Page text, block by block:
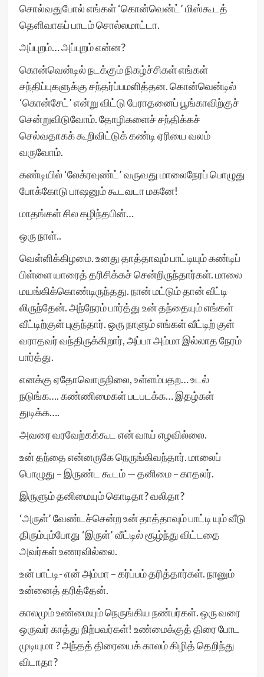
சொல்வதுபோல் எங்கள் ‘கொன்வென்ட்’ மிஸ்கூடத்
தெளிவாகப் பாடம் சொல்லமாட்டா.
அப்புறம்… அப்புறம் என்ன?
கொன்வென்டில் நடக்கும் நிகழ்ச்சிகள் எங்கள்
சந்திப்புகளுக்கு சந்தர்ப்பமளித்தன. கொன்வென்டில்
‘கொன்சேட்’ என்று விட்டு பேராதனைப் பூங்காவிற்குச்
சென்றுவிடுவோம். தோழிகளைச் சந்திக்கச்
செல்வதாகக் கூறிவிட்டுக் கண்டி ஏரியை வலம்
வருவோம்.
கண்டியில் ‘லேக்ரவுண்ட்’ வருவது மாலைநேரப் பொழுது
போக்கோடு பாஷனும் கூடவடா மகனே!
மாதங்கள் சில கழிந்தபின்…
ஒரு நாள்..
வெள்ளிக்கிழமை. உனது தாத்தாவும் பாட்டியும் கண்டிப்
பிள்ளை யாரைத் தரிசிக்கச் சென்றிருந்தார்கள். மாலை
மயங்கிக்கொண்டிருந்தது. நான் மட்டும் தான் வீட்டி
லிருந்தேன். அந்நேரம் பார்த்து உன் தந்தையும் எங்கள்
வீட்டிற்குள் புகுந்தார். ஒரு நாளும் எங்கள் வீட்டிற் குள்
வராதவர் வந்திருக்கிறார், அப்பா அம்மா இல்லாத நேரம்
பார்த்து.
எனக்கு ஏதோவொருநிலை, உள்ளம்பதற… உடல்
நடுங்க…. கண்ணிமைகள் படபடக்க… இதழ்கள்
துடிக்க….
அவரை வரவேற்கக்கூட என் வாய் எழவில்லை.
உன் தந்தை என்னருகே நெருங்கிவந்தார். மாலைப்
பொழுது – இருண்ட கூடம் — தனிமை – காதலர்.
இருளும் தனிமையும் கொடிதா? வலிதா?
‘அருள்’ வேண்டச்சென்ற உன் தாத்தாவும் பாட்டி யும் வீடு
திரும்பும்போது ‘இருள்’ வீட்டில் சூழ்ந்து விட்டதை
அவர்கள் உணரவில்லை.
உன் பாட்டி- என் அம்மா – கர்ப்பம் தரித்தார்கள். நானும்
உன்னைத் தரித்தேன்.
காலமும் உண்மையும் நெருங்கிய நண்பர்கள். ஒரு வரை
ஒருவர் காத்து நிற்பவர்கள்! உண்மைக்குத் திரை போட
முடியுமா ? அந்தத் திரையைக் காலம் கிழித் தெறிந்து
விடாதா?